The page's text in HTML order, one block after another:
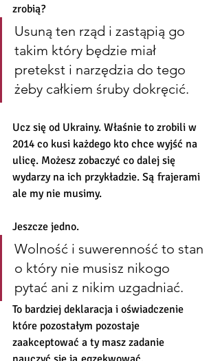
zrobią?
Usuną ten rząd i zastąpią go
takim który będzie miał
pretekst i narzędzia do tego
żeby całkiem śruby dokręcić.
Ucz się od Ukrainy. Właśnie to zrobili w
2014 co kusi każdego kto chce wyjść na
ulicę. Możesz zobaczyć co dalej się
wydarzy na ich przykładzie. Są frajerami
ale my nie musimy.
Jeszcze jedno.
Wolność i suwerenność to stan
o który nie musisz nikogo
pytać ani z nikim uzgadniać.
To bardziej deklaracja i oświadczenie
które pozostałym pozostaje
zaakceptować a ty masz zadanie